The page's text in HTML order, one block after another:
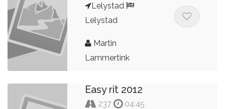
Lelystad
Lelystad
Martin
Lammertink
Easy rit 2012
237
04:45